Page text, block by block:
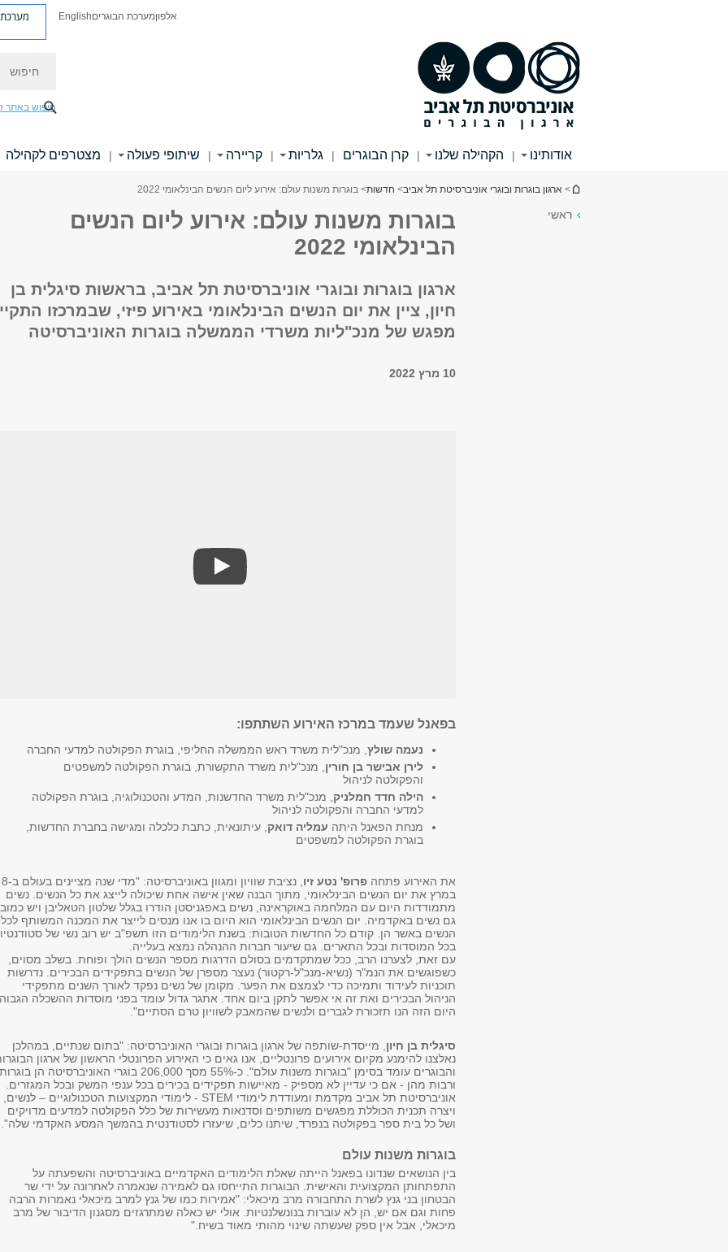
אלפוןמערכת הבוגריםEnglish מערכת
חיפוש באתר
אודותינו | הקהילה שלנו | קרן הבוגרים | גלריות | קריירה | שיתופי פעולה | מצטרפים לקהילה
הינך נמצא כאן
> ארגון בוגרות ובוגרי אוניברסיטת תל אביב> חדשות> בוגרות משנות עולם: אירוע ליום הנשים הבינלאומי 2022
ראשי
בוגרות משנות עולם: אירוע ליום הנשים
הבינלאומי 2022
ארגון בוגרות ובוגרי אוניברסיטת תל אביב, בראשות סיגלית בן
חיון, ציין את יום הנשים הבינלאומי באירוע פיזי, שבמרכזו
מפגש של מנכ"ליות משרדי הממשלה בוגרות האוניברסיטה
10 מרץ 2022
בפאנל שעמד במרכז האירוע השתתפו:
נעמה שולץ , מנכ"לית משרד ראש הממשלה החליפי, בוגרת הפקולטה למדעי החברה
לירן אבישר בן חורין , מנכ"לית משרד התקשורת, בוגרת הפקולטה למשפטים
והפקולטה לניהול
הילה חדד חמלניק , מנכ"לית משרד החדשנות, המדע והטכנולוגיה, בוגרת הפקולטה
למדעי החברה והפקולטה לניהול
מנחת הפאנל היתה עמליה דואק , עיתונאית, כתבת כלכלה ומגישה בחברת החדשות,
בוגרת הפקולטה למשפטים
את האירוע פתחה פרופ' נטע זיו
, נציבת שוויון ומגוון באוניברסיטה: "מדי שנה מציינים בעולם ב-8
במרץ את יום הנשים הבינלאומי, מתוך הבנה שאין אישה אחת שיכולה לייצג את כל הנשים. נשים
מתמודדות היום עם המלחמה באוקראינה, נשים באפגניסטן הודרו בגלל שלטון הטאליבן ויש
גם נשים באקדמיה. יום הנשים הבינלאומי הוא היום בו אנו מנסים לייצר את המכנה המשותף לכל
הנשים באשר הן. קודם כל החדשות הטובות: בשנת הלימודים הזו תשפ"ב יש רוב נשי של
בכל המוסדות ובכל התארים. גם שיעור חברות ההנהלה נמצא בעלייה.
עם זאת, לצערנו הרב, ככל שמתקדמים בסולם הדרגות מספר הנשים הולך ופוחת. בשלב מסוים,
כשפוגשים את הנמ"ר (נשיא-מנכ"ל-רקטור) נעצר מספרן של הנשים בתפקידים הבכירים. נדרשות
תוכניות לעידוד ותמיכה כדי לצמצם את הפער. מקומן של נשים נפקד לאורך השנים מתפקידי
הניהול הבכירים ואת זה אי אפשר לתקן ביום אחד. אתגר גדול עומד בפני מוסדות ההשכלה
היום הזה הנו תזכורת לגברים ולנשים שהמאבק לשוויון טרם הסתיים".
סיגלית בן חיון , מייסדת-שותפה של ארגון בוגרות ובוגרי האוניברסיטה: "בתום שנתיים, במהלכן
נאלצנו להימנע מקיום אירועים פרונטליים, אנו גאים כי האירוע הפרונטלי הראשון של ארגון
והבוגרים עומד בסימן "בוגרות משנות עולם". כ-55% מסך 206,000 בוגרי האוניברסיטה הן בוגרות
ורבות מהן - אם כי עדיין לא מספיק - מאיישות תפקידים בכירים בכל ענפי המשק ובכל המגזרים.
אוניברסיטת תל אביב מקדמת ומעודדת לימודי STEM - לימודי המקצועות הטכנולוגיים – לנשים,
ויצרה תכנית הכוללת מפגשים משותפים וסדנאות מעשירות של כלל הפקולטה למדעים מדויקים
ושל כל בית ספר בפקולטה בנפרד, שיתנו כלים, שיעזרו לסטודנטית בהמשך המסע האקדמי שלה".
בוגרות משנות עולם
בין הנושאים שנדונו בפאנל הייתה שאלת הלימודים האקדמיים באוניברסיטה והשפעתה על
התפתחותן המקצועית והאישית. הבוגרות התייחסו גם לאמירה שנאמרה לאחרונה על ידי שר
הבטחון בני גנץ לשרת התחבורה מרב מיכאלי: "אמירות כמו של גנץ למרב מיכאלי נאמרות הרבה
פחות וגם אם יש, הן לא עוברות בנונשלנטיות. אולי יש כאלה שמתרגזים מסגנון הדיבור של מרב
מיכאלי, אבל אין ספק שעשתה שינוי מהותי מאוד בשיח."